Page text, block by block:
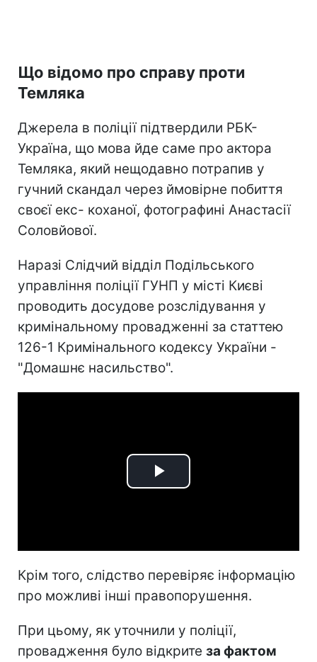
Що відомо про справу проти
Темляка
Джерела в поліції підтвердили РБК-
Україна, що мова йде саме про актора
Темляка, який нещодавно потрапив у
гучний скандал через ймовірне побиття
своєї екс- коханої, фотографині Анастасії
Соловйової.
Наразі Слідчий відділ Подільського
управління поліції ГУНП у місті Києві
проводить досудове розслідування у
кримінальному провадженні за статтею
126-1 Кримінального кодексу України -
"Домашнє насильство".
Play
Крім того, слідство перевіряє інформацію
про можливі інші правопорушення.
При цьому, як уточнили у поліції,
провадження було відкрите за фактом